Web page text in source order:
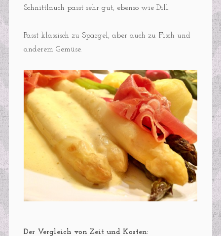
Schnittlauch passt sehr gut, ebenso wie Dill.
Passt klassisch zu Spargel, aber auch zu Fisch und
anderem Gemüse.
Der Vergleich von Zeit und Kosten: